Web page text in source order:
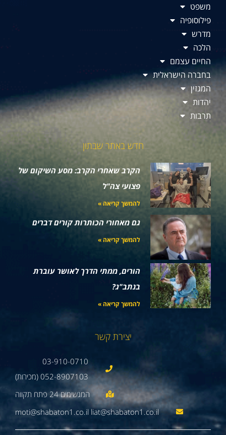
משפט
פילוסופיה
מדרש
הלכה
החיים עצמם
בחברה הישראלית
המגזין
יהדות
תרבות
חדש באתר שבתון
הקרב שאחרי הקרב: מסע השיקום של
פצועי צה"ל
להמשך קריאה »
גם מאחורי הכותרות קורים דברים
להמשך קריאה »
הורים, ממתי הדרך לאושר עוברת
בנתב"ג?
להמשך קריאה »
יצירת קשר
03-910-0710
052-8907103 (מכירות)
moti@shabaton1.co.il liat@shabaton1.co.il